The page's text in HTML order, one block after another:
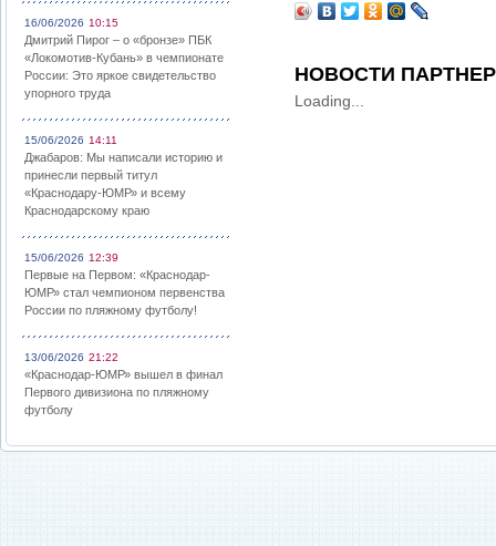
16/06/2026 10:15
Дмитрий Пирог – о «бронзе» ПБК
«Локомотив-Кубань» в чемпионате
России: Это яркое свидетельство
упорного труда
15/06/2026 14:11
Джабаров: Мы написали историю и
принесли первый титул
«Краснодару-ЮМР» и всему
Краснодарскому краю
15/06/2026 12:39
Первые на Первом: «Краснодар-
ЮМР» стал чемпионом первенства
России по пляжному футболу!
13/06/2026 21:22
«Краснодар-ЮМР» вышел в финал
Первого дивизиона по пляжному
футболу
НОВОСТИ
Loading...